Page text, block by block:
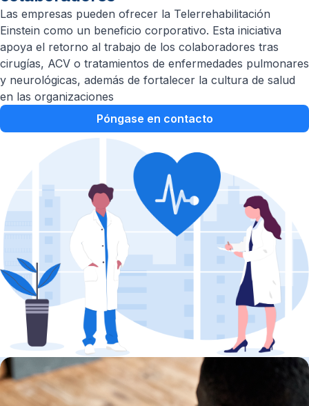
Las empresas pueden ofrecer la Telerrehabilitación
Einstein como un beneficio corporativo. Esta iniciativa
apoya el retorno al trabajo de los colaboradores tras
cirugías, ACV o tratamientos de enfermedades pulmonares
y neurológicas, además de fortalecer la cultura de salud
en las organizaciones
Póngase en contacto